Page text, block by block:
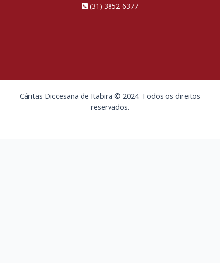
(31) 3852-6377
Cáritas Diocesana de Itabira © 2024. Todos os direitos
reservados.